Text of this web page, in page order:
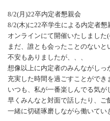
8/2(月)22卒内定者懇親会
8/2(木)に22卒学生による内定者懇
オンラインにて開催いたしました
まだ、誰とも会ったことのないと
不安もありましたが、、、
想像以上に内定者のみんながしっ
充実した時間を過ごすことができ
いつも、私が一番楽しんでる気が
早くみんなと対面で話したり、ご
一緒に切磋琢磨しながら働いてい